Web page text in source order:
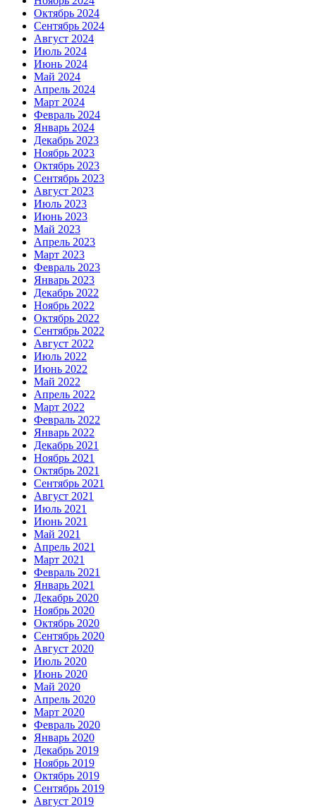
Октябрь 2024
Сентябрь 2024
Август 2024
Июль 2024
Июнь 2024
Май 2024
Апрель 2024
Март 2024
Февраль 2024
Январь 2024
Декабрь 2023
Ноябрь 2023
Октябрь 2023
Сентябрь 2023
Август 2023
Июль 2023
Июнь 2023
Май 2023
Апрель 2023
Март 2023
Февраль 2023
Январь 2023
Декабрь 2022
Ноябрь 2022
Октябрь 2022
Сентябрь 2022
Август 2022
Июль 2022
Июнь 2022
Май 2022
Апрель 2022
Март 2022
Февраль 2022
Январь 2022
Декабрь 2021
Ноябрь 2021
Октябрь 2021
Сентябрь 2021
Август 2021
Июль 2021
Июнь 2021
Май 2021
Апрель 2021
Март 2021
Февраль 2021
Январь 2021
Декабрь 2020
Ноябрь 2020
Октябрь 2020
Сентябрь 2020
Август 2020
Июль 2020
Июнь 2020
Май 2020
Апрель 2020
Март 2020
Февраль 2020
Январь 2020
Декабрь 2019
Ноябрь 2019
Октябрь 2019
Сентябрь 2019
Август 2019